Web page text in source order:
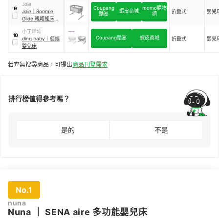
9
Joie
Joie
Roomie
Glide 親輕搖床邊
Coupang
酷澎
蝦皮商城 momo購物
網
折疊式 嬰兒
10
小丁婦幼
ding baby
便攜
嬰兒床
Coupang酷澎 蝦皮商城 折疊式 嬰兒
若查無搜尋商品，可提出商品刊登需求
排行榜值得參考嗎？
是的 不是
No.1
nuna
Nuna ｜SENA aire 多功能嬰兒床